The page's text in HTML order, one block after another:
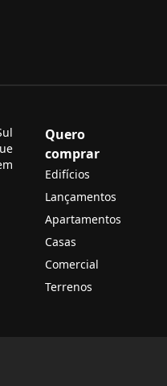
Quero
comprar
Edifícios
Lançamentos
Apartamentos
Casas
Comercial
Terrenos